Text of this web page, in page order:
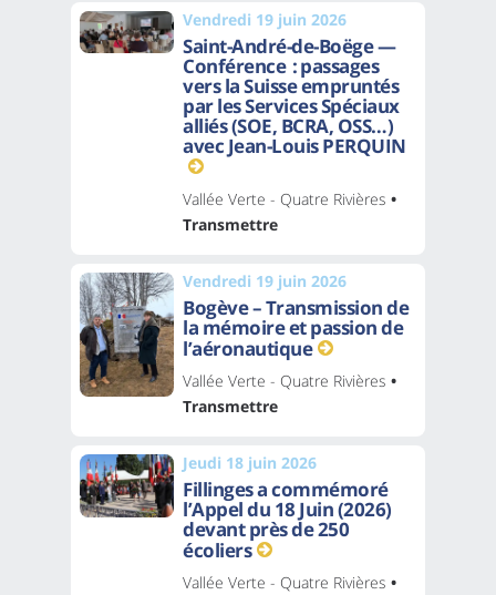
Vendredi 19 juin 2026
Saint-André-de-Boëge —
Conférence : passages
vers la Suisse empruntés
par les Services Spéciaux
alliés (SOE, BCRA, OSS…)
avec Jean-Louis PERQUIN
Vallée Verte - Quatre Rivières •
Transmettre
Vendredi 19 juin 2026
Bogève – Transmission de
la mémoire et passion de
l’aéronautique
Vallée Verte - Quatre Rivières •
Transmettre
Jeudi 18 juin 2026
Fillinges a commémoré
l’Appel du 18 Juin (2026)
devant près de 250
écoliers
Vallée Verte - Quatre Rivières •